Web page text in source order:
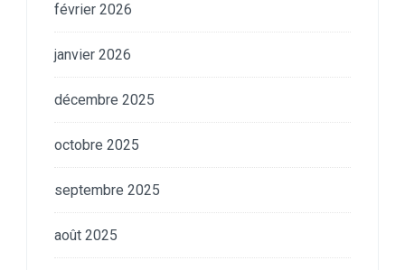
février 2026
janvier 2026
décembre 2025
octobre 2025
septembre 2025
août 2025